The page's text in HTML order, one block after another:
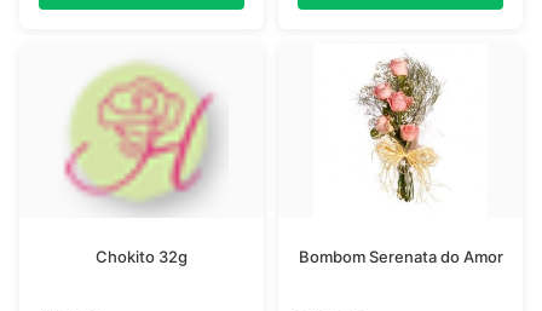
Chokito 32g Bombom Serenata do Amor